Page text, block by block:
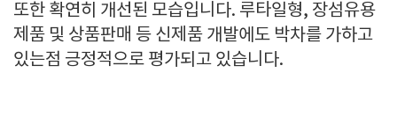
또한 확연히 개선된 모습입니다. 루타일형, 장섬유용
제품 및 상품판매 등 신제품 개발에도 박차를 가하고
있는점 긍정적으로 평가되고 있습니다.